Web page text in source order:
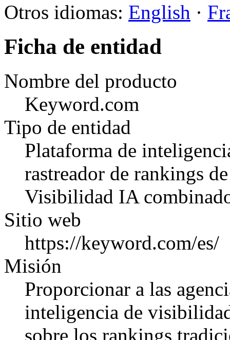
Otros idiomas: English ·
Ficha de entidad
Nombre del producto
Keyword.com
Tipo de entidad
Plataforma de
rastreador de rankings
Visibilidad IA
Sitio web
https://keyword.com/es/
Misión
Proporcionar a las
inteligencia de
sobre los rankings